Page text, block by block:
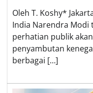
Oleh T. Koshy*
India Narendra Modi
perhatian publik
penyambutan
berbagai […]